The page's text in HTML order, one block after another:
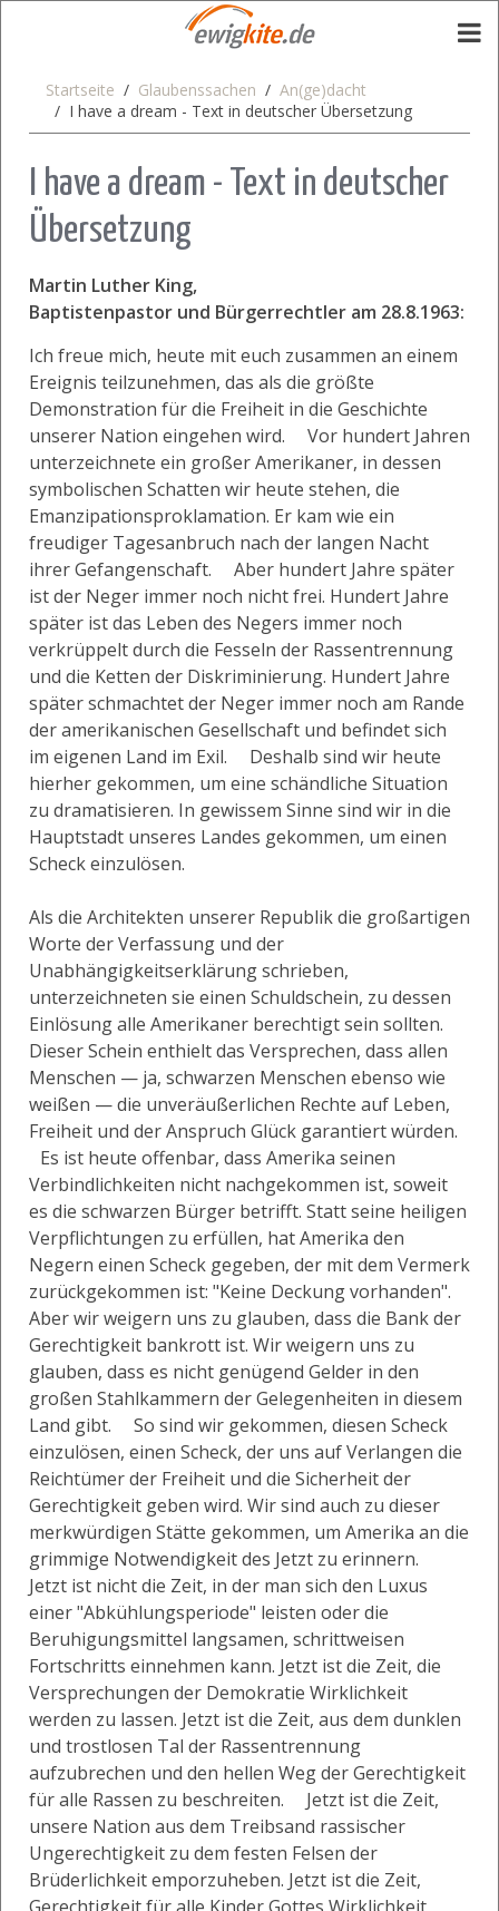
Startseite Glaubenssachen
An(ge)dacht
I have a dream - Text in deutscher Übersetzung
I have a dream - Text in deutscher
Übersetzung
Martin Luther King,
Baptistenpastor und Bürgerrechtler am 28.8.1963:
Ich freue mich, heute mit euch zusammen an einem
Ereignis teilzunehmen, das als die größte
Demonstration für die Freiheit in die Geschichte
unserer Nation eingehen wird. Vor hundert Jahren
unterzeichnete ein großer Amerikaner, in dessen
symbolischen Schatten wir heute stehen, die
Emanzipationsproklamation. Er kam wie ein
freudiger Tagesanbruch nach der langen Nacht
ihrer Gefangenschaft. Aber hundert Jahre später
ist der Neger immer noch nicht frei. Hundert Jahre
später ist das Leben des Negers immer noch
verkrüppelt durch die Fesseln der Rassentrennung
und die Ketten der Diskriminierung. Hundert Jahre
später schmachtet der Neger immer noch am Rande
der amerikanischen Gesellschaft und befindet sich
im eigenen Land im Exil. Deshalb sind wir heute
hierher gekommen, um eine schändliche Situation
zu dramatisieren. In gewissem Sinne sind wir in die
Hauptstadt unseres Landes gekommen, um einen
Scheck einzulösen.
Als die Architekten unserer Republik die großartigen
Worte der Verfassung und der
Unabhängigkeitserklärung schrieben,
unterzeichneten sie einen Schuldschein, zu dessen
Einlösung alle Amerikaner berechtigt sein sollten.
Dieser Schein enthielt das Versprechen, dass allen
Menschen — ja, schwarzen Menschen ebenso wie
weißen — die unveräußerlichen Rechte auf Leben,
Freiheit und der Anspruch Glück garantiert würden.
Es ist heute offenbar, dass Amerika seinen
Verbindlichkeiten nicht nachgekommen ist, soweit
es die schwarzen Bürger betrifft. Statt seine heiligen
Verpflichtungen zu erfüllen, hat Amerika den
Negern einen Scheck gegeben, der mit dem Vermerk
zurückgekommen ist: "Keine Deckung vorhanden".
Aber wir weigern uns zu glauben, dass die Bank der
Gerechtigkeit bankrott ist. Wir weigern uns zu
glauben, dass es nicht genügend Gelder in den
großen Stahlkammern der Gelegenheiten in diesem
Land gibt. So sind wir gekommen, diesen Scheck
einzulösen, einen Scheck, der uns auf Verlangen die
Reichtümer der Freiheit und die Sicherheit der
Gerechtigkeit geben wird. Wir sind auch zu dieser
merkwürdigen Stätte gekommen, um Amerika an die
grimmige Notwendigkeit des Jetzt zu erinnern.
Jetzt ist nicht die Zeit, in der man sich den Luxus
einer "Abkühlungsperiode" leisten oder die
Beruhigungsmittel langsamen, schrittweisen
Fortschritts einnehmen kann. Jetzt ist die Zeit, die
Versprechungen der Demokratie Wirklichkeit
werden zu lassen. Jetzt ist die Zeit, aus dem dunklen
und trostlosen Tal der Rassentrennung
aufzubrechen und den hellen Weg der Gerechtigkeit
für alle Rassen zu beschreiten. Jetzt ist die Zeit,
unsere Nation aus dem Treibsand rassischer
Ungerechtigkeit zu dem festen Felsen der
Brüderlichkeit emporzuheben. Jetzt ist die Zeit,